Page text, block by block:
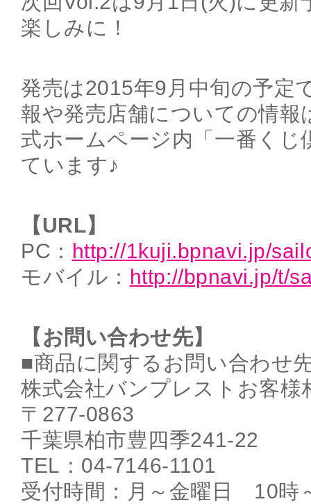
楽しみに！
発売は2015年9月中旬の予定
報や発売店舗についての情報
式ホームページ内「一番くじ
ています♪
【URL】
PC： http://1kuji.bpnavi.jp/
モバイル： http://bpnavi.jp/t/
【お問い合わせ先】
■商品に関するお問い合わせ
株式会社バンプレストお客様
〒277-0863
千葉県柏市豊四季241-22
TEL：04-7146-1101
受付時間：月～金曜日 10時